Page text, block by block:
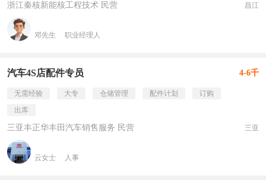
浙江秦核新能核工程技术 民营 昌江
邓先生 职业经理人
汽车4S店配件专员 4-6千
无需经验 大专 仓储管理 配件计划
订购
出库
三亚丰正华丰田汽车销售服务 民营 三亚
云女士 人事